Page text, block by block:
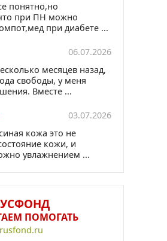
понятно,но
при ПН можно
при диабете ...
06.07.2026
месяцев назад,
свободы, у меня
Вместе ...
03.07.2026
кожа это не
кожи, и
увлажнением ...
ПОМОГАТЬ
rusfond.ru